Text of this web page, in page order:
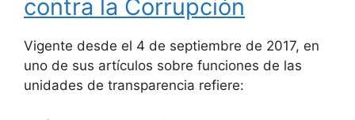
contra la Corrupción
Vigente desde el 4 de septiembre de 2017, en
uno de sus artículos sobre funciones de las
unidades de transparencia refiere: